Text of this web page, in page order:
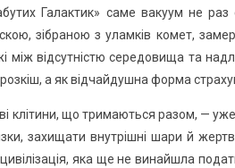
Галактик» саме вакуум не
зібраною з уламків комет,
між відсутністю середовища та
а як відчайдушна форма
клітини, що тримаються разом, —
захищати внутрішні шари й
яка ще не винайшла